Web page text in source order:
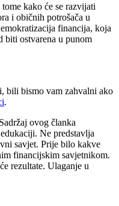
kako će se razvijati
i običnih potrošača u
financija, koja
biti ostvarena u punom
bili bismo vam zahvalni ako
.
Sadržaj ovog članka
Ne predstavlja
savjet. Prije bilo kakve
financijskim savjetnikom.
rezultate. Ulaganje u